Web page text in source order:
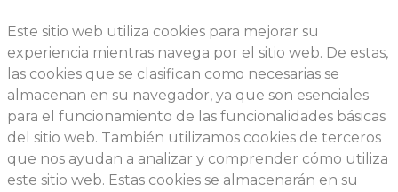
Este sitio web utiliza cookies para mejorar su
experiencia mientras navega por el sitio web. De estas,
las cookies que se clasifican como necesarias se
almacenan en su navegador, ya que son esenciales
para el funcionamiento de las funcionalidades básicas
del sitio web. También utilizamos cookies de terceros
que nos ayudan a analizar y comprender cómo utiliza
este sitio web. Estas cookies se almacenarán en su